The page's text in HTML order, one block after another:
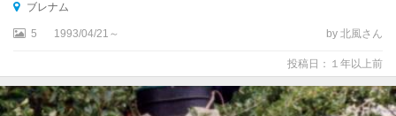
ー
ト
タ
ウ
ブレナム
5 1993/04/21～ by 北風さん
投稿日：１年以上前